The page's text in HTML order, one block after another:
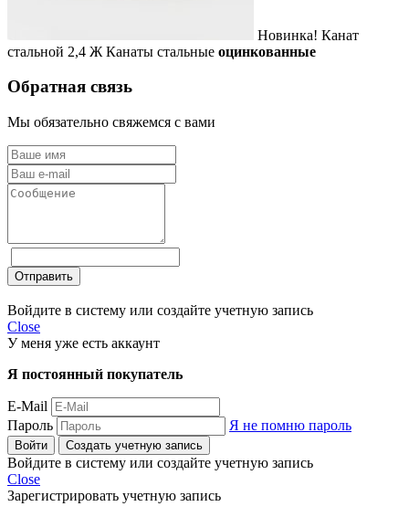
Новинка! Канат
стальной 2,4 Ж Канаты стальные оцинкованные
Обратная связь
Мы обязательно свяжемся с вами
Отправить
Войдите в систему или создайте учетную запись
Close
У меня уже есть аккаунт
Я постоянный покупатель
E-Mail
Пароль
Я не помню пароль
Войти Создать учетную запись
Войдите в систему или создайте учетную запись
Close
Зарегистрировать учетную запись